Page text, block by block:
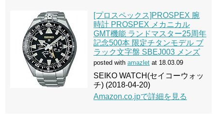
[プロスペックス]PROSPEX 腕
時計 PROSPEX メカニカル
GMT機能 ランドマスター25周年
記念500本 限定チタンモデル ブ
ラック文字盤 SBEJ003 メンズ
posted with amazlet at 18.03.09
SEIKO WATCH(セイコーウォッ
チ) (2018-04-20)
Amazon.co.jpで詳細を見る